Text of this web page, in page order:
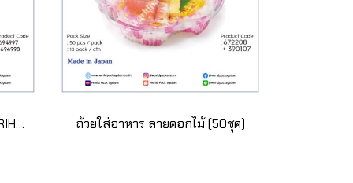
กล่องใส่อาหารทรงเหลี่ยม DERIHACHI 18-18 (50ชุด) ถ้วยใส่อาหาร ลายดอกไม้ (50ชุด)